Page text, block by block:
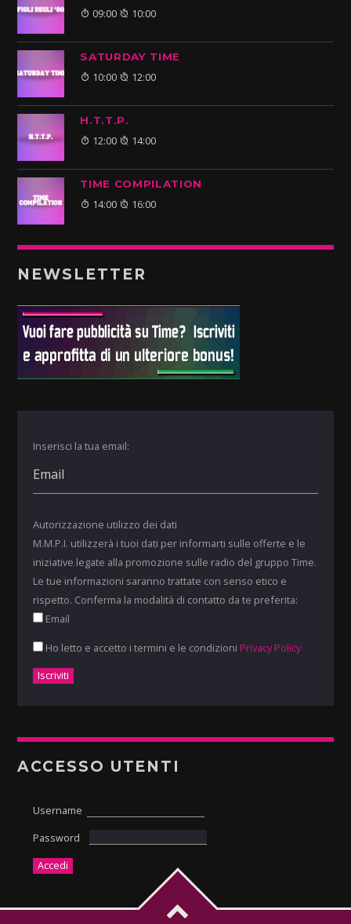
09:00 10:00
SATURDAY TIME
10:00 12:00
H.T.T.P.
12:00 14:00
TIME COMPILATION
14:00 16:00
NEWSLETTER
Inserisci la tua email:
Autorizzazione utilizzo dei dati
M.M.P.I. utilizzerà i tuoi dati per informarti sulle offerte e le
iniziative legate alla promozione sulle radio del gruppo Time.
Le tue informazioni saranno trattate con senso etico e
rispetto. Conferma la modalità di contatto da te preferita:
Email
Ho letto e accetto i termini e le condizioni Privacy Policy
ACCESSO UTENTI
Username
Password